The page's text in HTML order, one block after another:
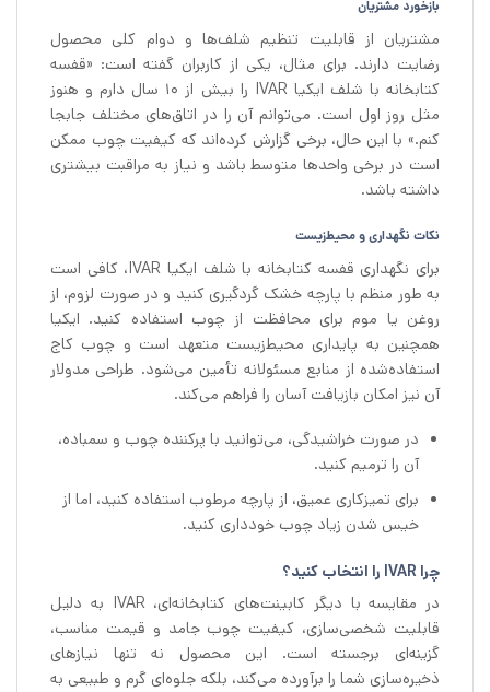
بازخورد مشتریان
مشتریان از قابلیت تنظیم شلف‌ها و دوام کلی محصول
رضایت دارند. برای مثال، یکی از کاربران گفته است: «قفسه
کتابخانه با شلف ایکیا IVAR را بیش از 10 سال دارم و هنوز
مثل روز اول است. می‌توانم آن را در اتاق‌های مختلف جابجا
کنم.» با این حال، برخی گزارش کرده‌اند که کیفیت چوب ممکن
است در برخی واحدها متوسط باشد و نیاز به مراقبت بیشتری
داشته باشد.
نکات نگهداری و محیط‌زیست
برای نگهداری قفسه کتابخانه با شلف ایکیا IVAR، کافی است
به طور منظم با پارچه خشک گردگیری کنید و در صورت لزوم، از
روغن یا موم برای محافظت از چوب استفاده کنید. ایکیا
همچنین به پایداری محیط‌زیست متعهد است و چوب کاج
استفاده‌شده از منابع مسئولانه تأمین می‌شود. طراحی مدولار
آن نیز امکان بازیافت آسان را فراهم می‌کند.
در صورت خراشیدگی، می‌توانید با پرکننده چوب و سمباده،
آن را ترمیم کنید.
برای تمیزکاری عمیق، از پارچه مرطوب استفاده کنید، اما از
خیس شدن زیاد چوب خودداری کنید.
چرا IVAR را انتخاب کنید؟
در مقایسه با دیگر کابینت‌های کتابخانه‌ای، IVAR به دلیل
قابلیت شخصی‌سازی، کیفیت چوب جامد و قیمت مناسب،
گزینه‌ای برجسته است. این محصول نه تنها نیازهای
ذخیره‌سازی شما را برآورده می‌کند، بلکه جلوه‌ای گرم و طبیعی به